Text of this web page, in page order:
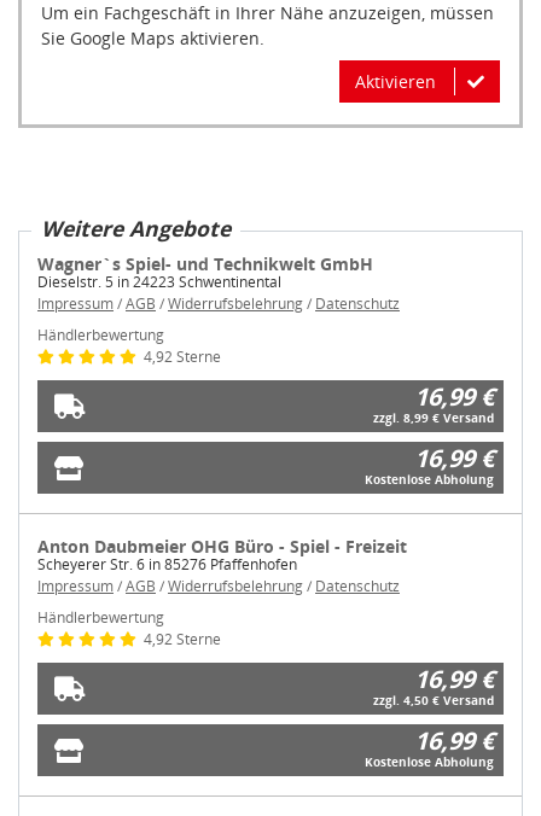
Um ein Fachgeschäft in Ihrer Nähe anzuzeigen, müssen
Sie Google Maps aktivieren.
Aktivieren
Weitere Angebote
Wagner`s Spiel- und Technikwelt GmbH
Dieselstr. 5 in 24223 Schwentinental
Impressum/AGB /Widerrufsbelehrung/ Datenschutz
Händlerbewertung
4,92 Sterne
16,99 €
zzgl. 8,99 € Versand
16,99 €
Kostenlose Abholung
Anton Daubmeier OHG Büro - Spiel - Freizeit
Scheyerer Str. 6 in 85276 Pfaffenhofen
Impressum/AGB /Widerrufsbelehrung/ Datenschutz
Händlerbewertung
4,92 Sterne
16,99 €
zzgl. 4,50 € Versand
16,99 €
Kostenlose Abholung